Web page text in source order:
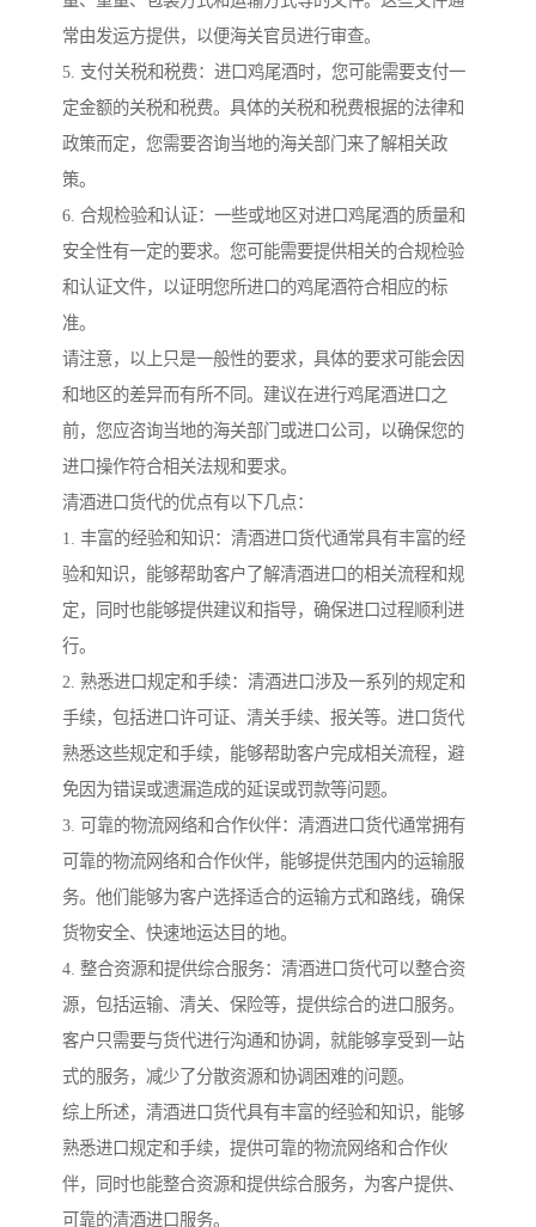
常由发运方提供，以便海关官员进行审查。
5. 支付关税和税费：进口鸡尾酒时，您可能需要支付一
定金额的关税和税费。具体的关税和税费根据的法律和
政策而定，您需要咨询当地的海关部门来了解相关政
策。
6. 合规检验和认证：一些或地区对进口鸡尾酒的质量和
安全性有一定的要求。您可能需要提供相关的合规检验
和认证文件，以证明您所进口的鸡尾酒符合相应的标
准。
请注意，以上只是一般性的要求，具体的要求可能会因
和地区的差异而有所不同。建议在进行鸡尾酒进口之
前，您应咨询当地的海关部门或进口公司，以确保您的
进口操作符合相关法规和要求。
清酒进口货代的优点有以下几点：
1. 丰富的经验和知识：清酒进口货代通常具有丰富的经
验和知识，能够帮助客户了解清酒进口的相关流程和规
定，同时也能够提供建议和指导，确保进口过程顺利进
行。
2. 熟悉进口规定和手续：清酒进口涉及一系列的规定和
手续，包括进口许可证、清关手续、报关等。进口货代
熟悉这些规定和手续，能够帮助客户完成相关流程，避
免因为错误或遗漏造成的延误或罚款等问题。
3. 可靠的物流网络和合作伙伴：清酒进口货代通常拥有
可靠的物流网络和合作伙伴，能够提供范围内的运输服
务。他们能够为客户选择适合的运输方式和路线，确保
货物安全、快速地运达目的地。
4. 整合资源和提供综合服务：清酒进口货代可以整合资
源，包括运输、清关、保险等，提供综合的进口服务。
客户只需要与货代进行沟通和协调，就能够享受到一站
式的服务，减少了分散资源和协调困难的问题。
综上所述，清酒进口货代具有丰富的经验和知识，能够
熟悉进口规定和手续，提供可靠的物流网络和合作伙
伴，同时也能整合资源和提供综合服务，为客户提供、
可靠的清酒进口服务。